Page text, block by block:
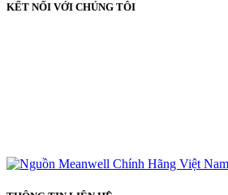
KẾT NỐI VỚI CHÚNG TÔI